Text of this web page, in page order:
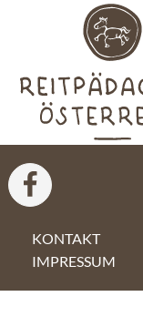
KONTAKT
IMPRESSUM